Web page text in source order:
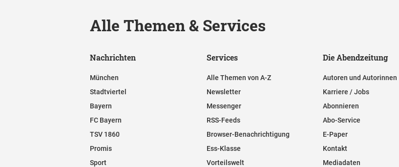
Alle Themen & Services
Nachrichten
München
Stadtviertel
Bayern
FC Bayern
TSV 1860
Promis
Sport
Services
Alle Themen von A-Z
Newsletter
Messenger
RSS-Feeds
Browser-Benachrichtigung
Ess-Klasse
Vorteilswelt
Die Abendzeitung
Autoren und Autorinnen
Karriere / Jobs
Abonnieren
Abo-Service
E-Paper
Kontakt
Mediadaten